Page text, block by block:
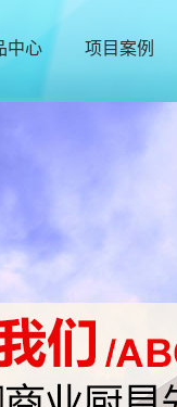
中心 项目案例